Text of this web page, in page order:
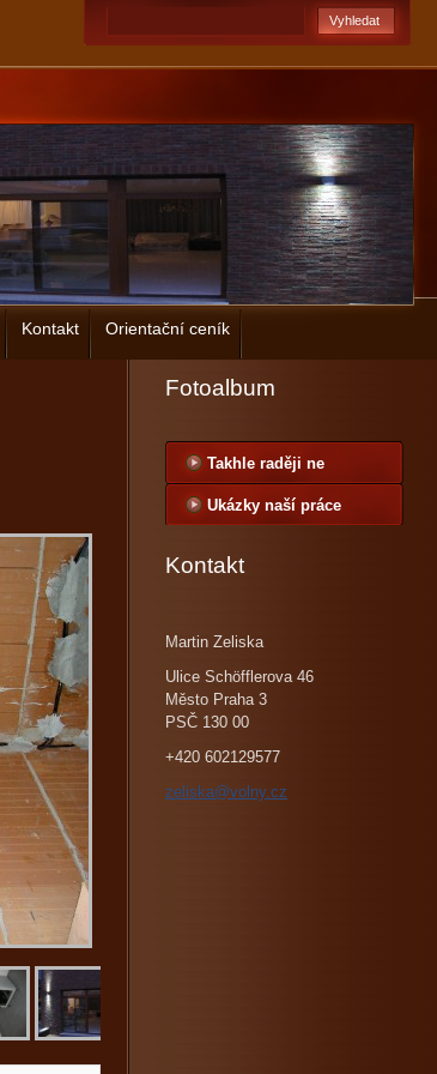
Kontakt Orientační ceník
Fotoalbum
Takhle raději ne
Ukázky naší práce
Kontakt
Martin Zeliska
Ulice Schöfflerova 46
Město Praha 3
PSČ 130 00
+420 602129577
zeliska@volny.cz